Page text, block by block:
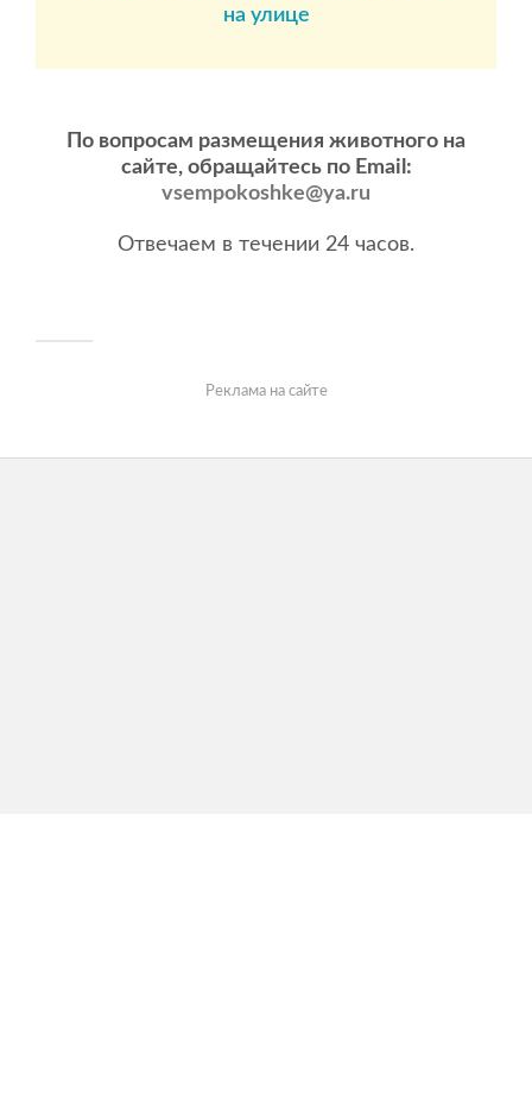
на улице
По вопросам размещения животного на
сайте, обращайтесь по Email:
vsempokoshke@ya.ru
Отвечаем в течении 24 часов.
Реклама на сайте